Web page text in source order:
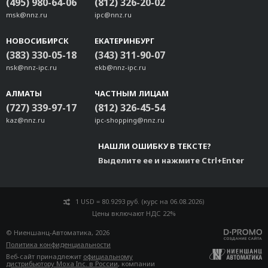
UC-8580-4GCat3-EU
DA-IRIGB-4DIO-PCI104-EMC4
DA-SP08-I-EMC4-DB
PWS-40W24-DT-01
V2400 HSPA Cellular Acc. Package
V2400 WiFi Accessory Package
PWR-24270-DT-S1
V2416A Hot-Swappable Storage Kit
MPC-MD-2-19-DMTK w/ hinge
MPC-MD-2-24-PMTK
MPC-MD-2-19-VESAMTK
msk@nnz.ru ipc@nnz.ru
НОВОСИБИРСК
(383) 330-05-18
nsk@nnz-ipc.ru
ЕКАТЕРИНБУРГ
(343) 311-90-07
ekb@nnz-ipc.ru
АЛМАТЫ
(727) 339-97-17
kaz@nnz.ru
ЧАСТНЫМ ЛИЦАМ
(812) 326-45-54
ipc-shopping@nnz.ru
НАШЛИ ОШИБКУ В ТЕКСТЕ?
Выделите ее и нажмите Ctrl+Enter
1 USD = 80.9293 руб. (курс на 06.08.2026)
Цены включают НДС 22%
© Ниеншанц-Автоматика, 2026
Политика конфиденциальности
Веб-сайт принадлежит официальному
дистрибьютору Moxa Inc. в России, компании